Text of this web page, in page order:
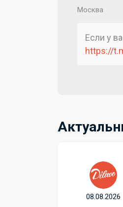
Москва
Если у
https://
08.08.2026